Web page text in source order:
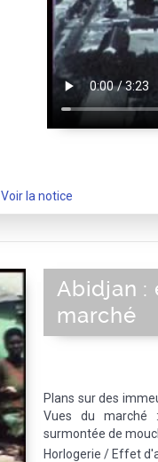
Voir la notice
Abidjan :
marché
Plans sur des
Vues du marché
surmontée de
Horlogerie / Effet